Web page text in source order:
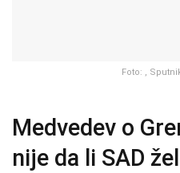
Foto: ,
Medvedev o
nije da li SAD